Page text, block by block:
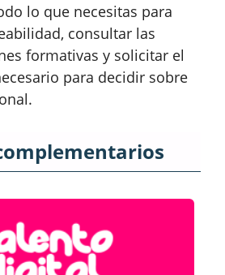
lo que necesitas para
consultar las
formativas y solicitar el
para decidir sobre